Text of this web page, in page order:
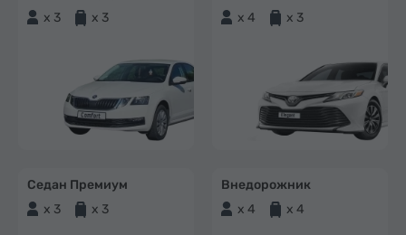
x 3
x 3
x 4
x 3
Седан Премиум
x 3
x 3
Внедорожник
x 4
x 4